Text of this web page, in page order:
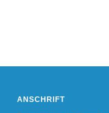
ANSCHRIFT